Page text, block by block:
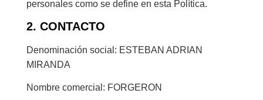
personales como se define en esta Política.
2. CONTACTO
Denominación social: ESTEBAN ADRIAN
MIRANDA
Nombre comercial: FORGERON